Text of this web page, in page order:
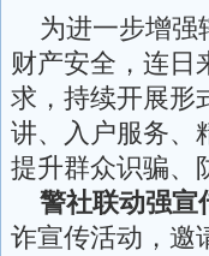
为进一步增强
财产安全，连日
求，持续开展形
讲、入户服务、
提升群众识骗、
警社联动强宣
诈宣传活动，邀